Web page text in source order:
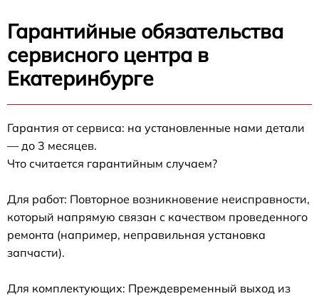
Гарантийные обязательства
сервисного центра в
Екатеринбурге
Гарантия от сервиса: на установленные нами детали
— до 3 месяцев.
Что считается гарантийным случаем?
Для работ: Повторное возникновение неисправности,
который напрямую связан с качеством проведенного
ремонта (например, неправильная установка
запчасти).
Для комплектующих: Преждевременный выход из